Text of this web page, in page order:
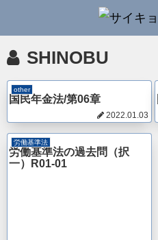
SHINOBU
other
国民年金法/第06章
2022.01.03
労働基準法
労働基準法の過去問（択
一）R01-01